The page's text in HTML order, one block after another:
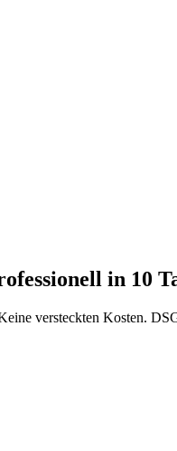
in 10
versteckten Kosten.